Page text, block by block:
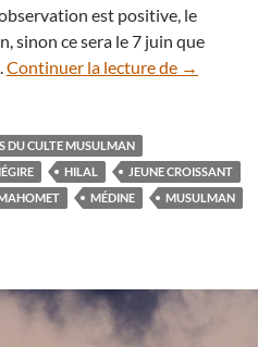
est positive, le
sinon ce sera le 7 juin que
Continuer la lecture de La
→
DU CULTE MUSULMAN
HILAL
JEUNE CROISSANT
MÉDINE
MUSULMAN